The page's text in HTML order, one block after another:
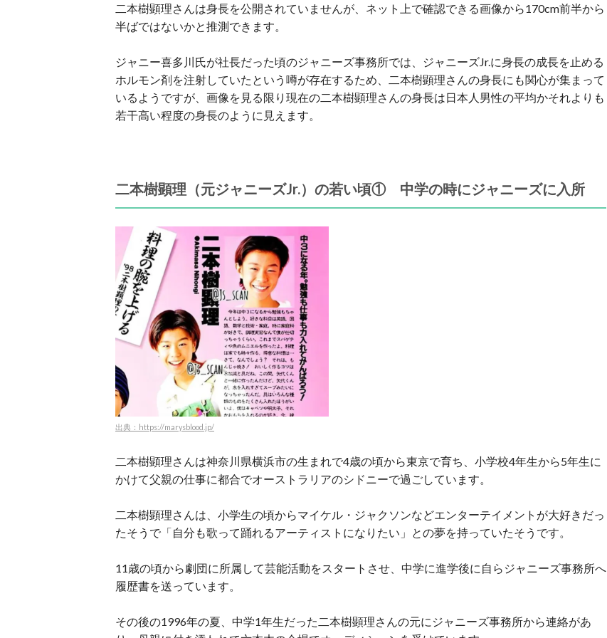
二本樹顕理さんは身長を公開されていませんが、ネット上で確認できる画像から170cm前半から
半ばではないかと推測できます。
ジャニー喜多川氏が社長だった頃のジャニーズ事務所では、ジャニーズJr.に身長の成長を止める
ホルモン剤を注射していたという噂が存在するため、二本樹顕理さんの身長にも関心が集まって
いるようですが、画像を見る限り現在の二本樹顕理さんの身長は日本人男性の平均かそれよりも
若干高い程度の身長のように見えます。
二本樹顕理（元ジャニーズJr.）の若い頃① 中学の時にジャニーズに入所
出典：https://marysblood.jp/
二本樹顕理さんは神奈川県横浜市の生まれで4歳の頃から東京で育ち、小学校4年生から5年生に
かけて父親の仕事に都合でオーストラリアのシドニーで過ごしています。
二本樹顕理さんは、小学生の頃からマイケル・ジャクソンなどエンターテイメントが大好きだっ
たそうで「自分も歌って踊れるアーティストになりたい」との夢を持っていたそうです。
11歳の頃から劇団に所属して芸能活動をスタートさせ、中学に進学後に自らジャニーズ事務所へ
履歴書を送っています。
その後の1996年の夏、中学1年生だった二本樹顕理さんの元にジャニーズ事務所から連絡があ